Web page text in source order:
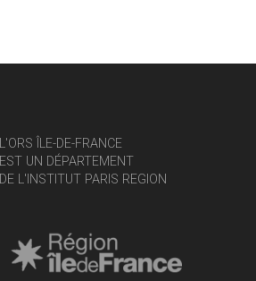
L'ORS ÎLE-DE-FRANCE
EST UN DÉPARTEMENT
DE L'INSTITUT PARIS REGION